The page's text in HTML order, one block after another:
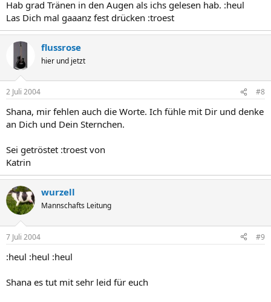
Hab grad Tränen in den Augen als ichs gelesen hab. :heul
Las Dich mal gaaanz fest drücken :troest
flussrose
hier und jetzt
2 Juli 2004 #8
Shana, mir fehlen auch die Worte. Ich fühle mit Dir und denke
an Dich und Dein Sternchen.
Sei getröstet :troest von
Katrin
wurzell
Mannschafts Leitung
7 Juli 2004 #9
:heul :heul :heul
Shana es tut mit sehr leid für euch